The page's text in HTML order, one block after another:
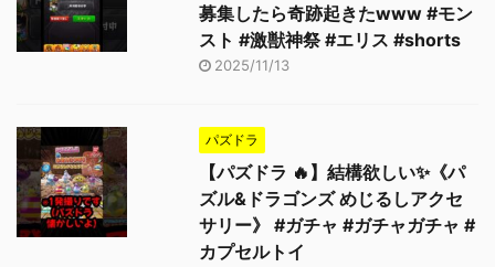
募集したら奇跡起きたwww #モン
スト #激獣神祭 #エリス #shorts
2025/11/13
パズドラ
【パズドラ 🔥】結構欲しい✨《パ
ズル&ドラゴンズ めじるしアクセ
サリー》 #ガチャ #ガチャガチャ #
カプセルトイ